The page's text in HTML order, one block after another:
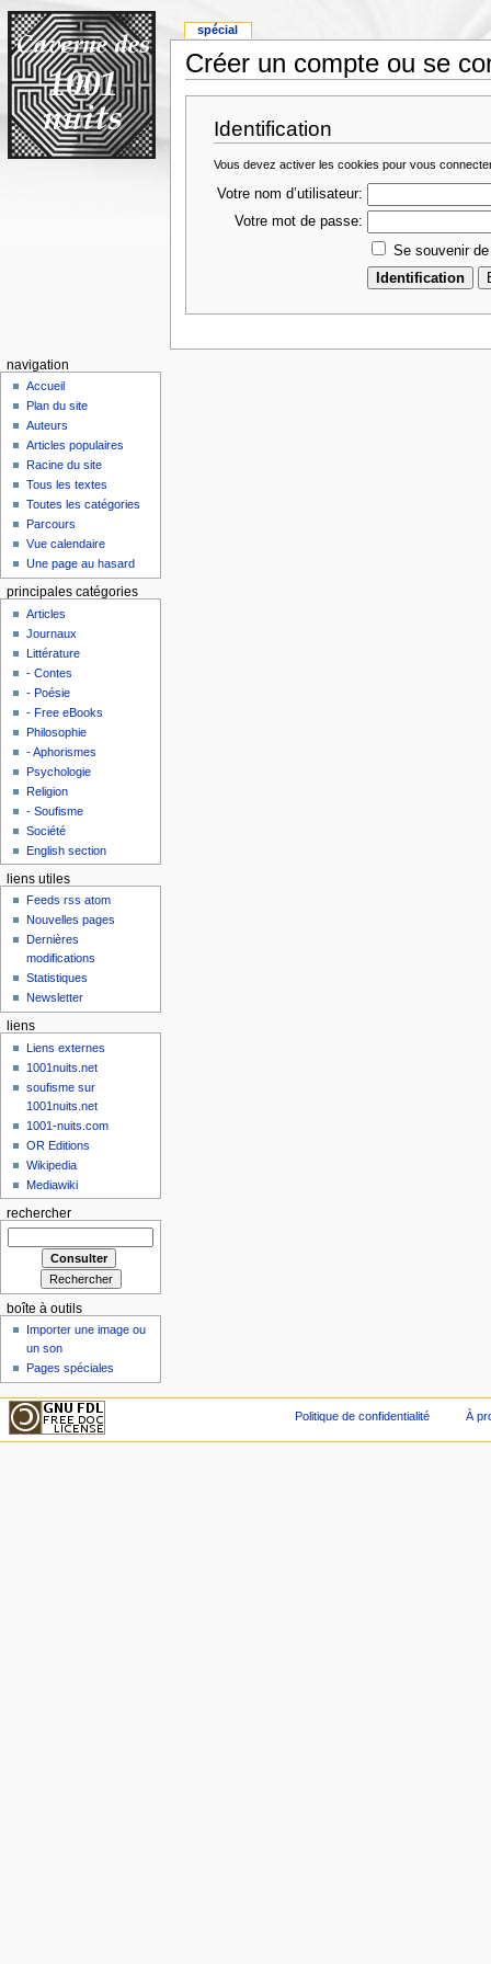
Créer un compte ou se
Identification
Vous devez activer les cookies pour vous
Votre nom d’utilisateur:
Votre mot de passe:
Se souvenir
spécial
navigation
Accueil
Plan du site
Auteurs
Articles populaires
Racine du site
Tous les textes
Toutes les catégories
Parcours
Vue calendaire
Une page au hasard
principales catégories
Articles
Journaux
Littérature
- Contes
- Poésie
- Free eBooks
Philosophie
- Aphorismes
Psychologie
Religion
- Soufisme
Société
English section
liens utiles
Feeds rss atom
Nouvelles pages
Dernières
modifications
Statistiques
Newsletter
liens
Liens externes
1001nuits.net
soufisme sur
1001nuits.net
1001-nuits.com
OR Editions
Wikipedia
Mediawiki
rechercher
boîte à outils
Importer une image ou
un son
Pages spéciales
Politique de confidentialité À